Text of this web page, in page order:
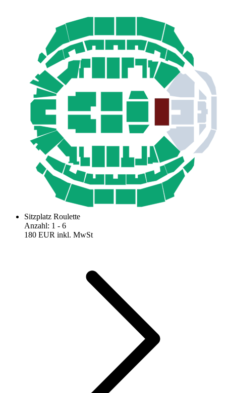
Sitzplatz Roulette
Anzahl: 1 - 6
180 EUR inkl. MwSt